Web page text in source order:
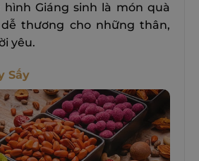
hình Giáng sinh là món quà
thương cho những thân,
yêu.
Sấy